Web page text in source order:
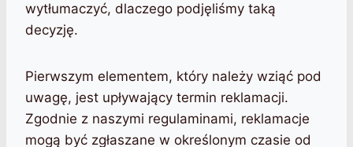
wytłumaczyć, dlaczego podjęliśmy taką
decyzję.
Pierwszym elementem, który należy wziąć pod
uwagę, jest upływający termin reklamacji.
Zgodnie z naszymi regulaminami, reklamacje
mogą być zgłaszane w określonym czasie od